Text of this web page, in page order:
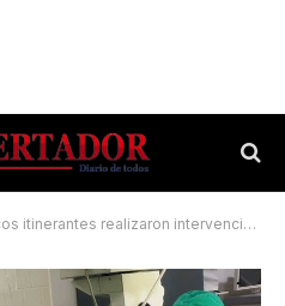
realizaron intervenciones quirúrgicas